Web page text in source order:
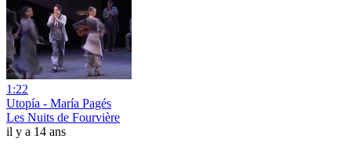
1:22
Utopía - María Pagés
Les Nuits de Fourvière
il y a 14 ans